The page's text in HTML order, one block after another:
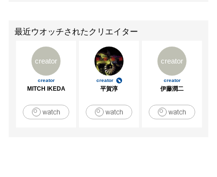
2014　個展　伊勢丹浦和店　（埼玉・さいたま市）
2014　第29回国民文化祭あきた　美術展　招待出品
2019　秋田美術作家協会若手7人展　はじまりの白　（秋
田・ココラボラトリー）
2020　山本冬彦が選ぶ作家展～かわうそ画廊
2022　東京美術倶楽部～東美アートフェア個展～
2023　秋田空港ラウンジ『ＲＯＹＡＬＳＫＹ　ＲＯＵＮＧ
Ｅ』に作品を展示
最近ウオッチされたクリエイター
creator
creator
MITCH IKEDA
creator
平賀淳
creator
creator
伊藤潤二